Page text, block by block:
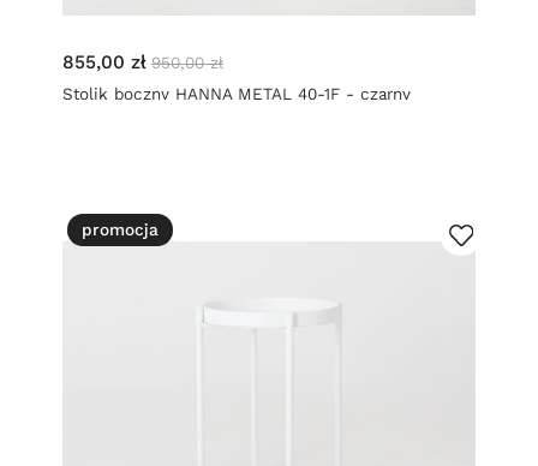
855,00 zł 950,00 zł
Stolik boczny HANNA METAL 40-1F - czarny
promocja